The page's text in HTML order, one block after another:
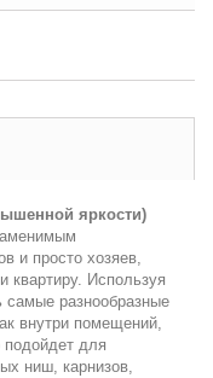
яркости)
и просто хозяев,
квартиру. Используя
самые разнообразные
внутри помещений,
для
ниш, карнизов,